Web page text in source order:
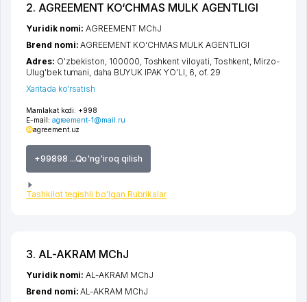
2. AGREEMENT KO‘CHMAS MULK AGENTLIGI
Mamlakat kodi: +998
E-mail: agreement-1@mail.ru
agreement.uz
+99898 ...Qo'ng'iroq qilish
Tashkilot tegishli bo'lgan Rubrikalar
Yuridik nomi:AGREEMENT MChJ
Brend nomi:AGREEMENT KO‘CHMAS MULK AGENTLIGI
Adres: O'zbekiston, 100000, Toshkent viloyati, Toshkent, Mirzo-
Ulug'bek tumani, daha BUYUK IPAK YO'LI, 6, of. 29
Xaritada ko'rsatish
3. AL-AKRAM MChJ
Yuridik nomi:AL-AKRAM MChJ
Brend nomi:AL-AKRAM MChJ